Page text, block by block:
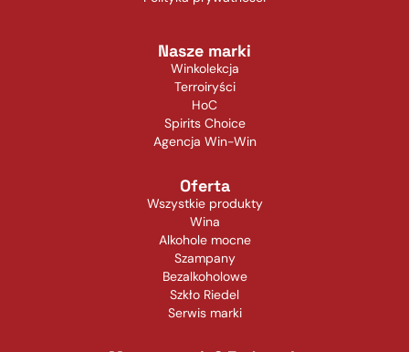
Nasze marki
Winkolekcja
Terroiryści
HoC
Spirits Choice
Agencja Win-Win
Oferta
Wszystkie produkty
Wina
Alkohole mocne
Szampany
Bezalkoholowe
Szkło Riedel
Serwis marki